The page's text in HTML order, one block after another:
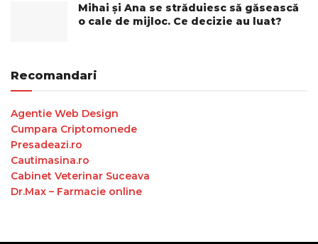
Mihai și Ana se străduiesc să găsească
o cale de mijloc. Ce decizie au luat?
Recomandari
Agentie Web Design
Cumpara Criptomonede
Presadeazi.ro
Cautimasina.ro
Cabinet Veterinar Suceava
Dr.Max – Farmacie online